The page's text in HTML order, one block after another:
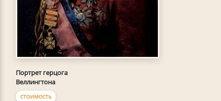
Портрет герцога
Веллингтона
СТОИМОСТЬ